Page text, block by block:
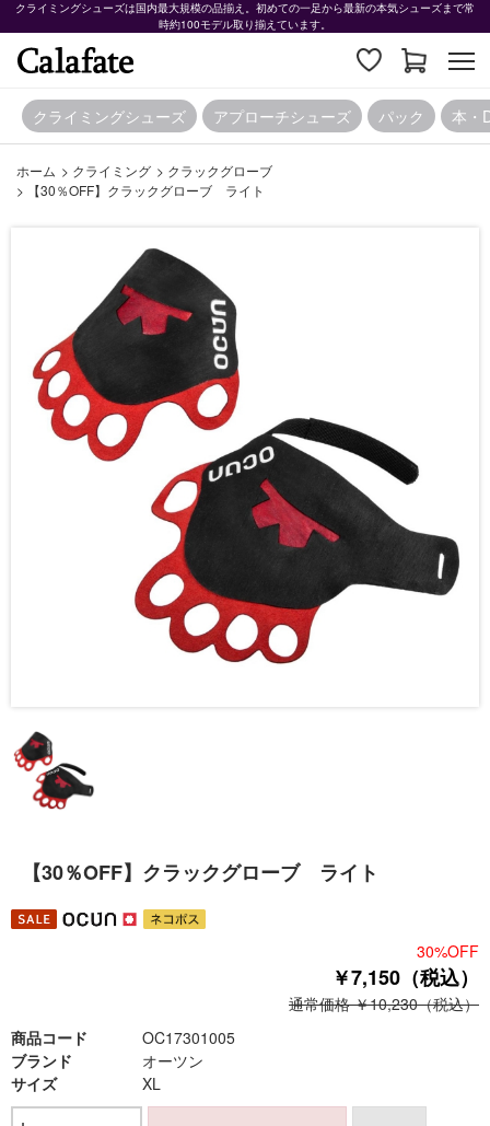
クライミングシューズは国内最大規模の品揃え。初めての一足から最新の本気シューズまで常
時約100モデル取り揃えています。
クライミングシューズ アプローチシューズ パック 本・
ホーム > クライミング > クラックグローブ
>
【30％OFF】クラックグローブ ライト
【30％OFF】クラックグローブ ライト
30%OFF
￥7,150（税込）
通常価格 ￥10,230（税込）
商品コード
OC17301005
ブランド
オーツン
サイズ
XL